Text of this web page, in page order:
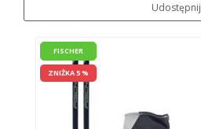
Udostępnij
FISCHER
ZNIŻKA 5 %